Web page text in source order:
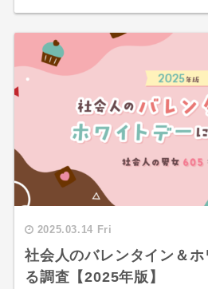
2025.03.14 Fri
社会人のバレンタイン＆
る調査【2025年版】